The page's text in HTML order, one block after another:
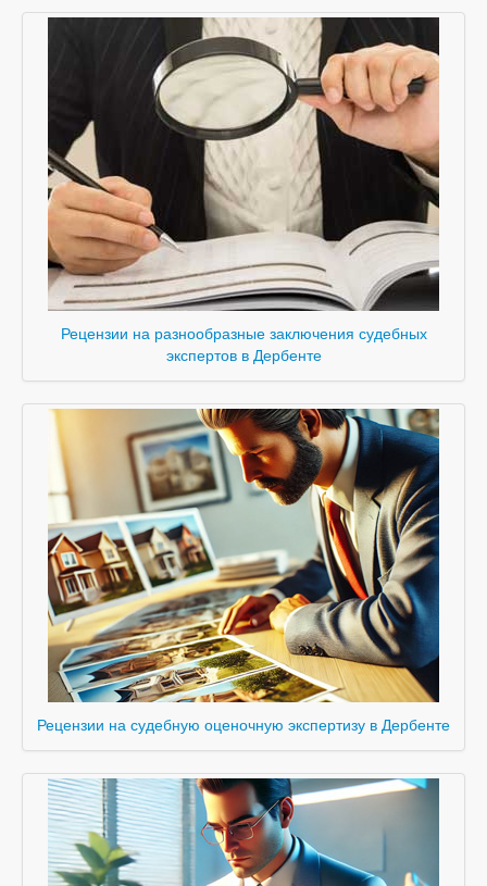
Рецензии на разнообразные заключения судебных
экспертов в Дербенте
Рецензии на судебную оценочную экспертизу в Дербенте